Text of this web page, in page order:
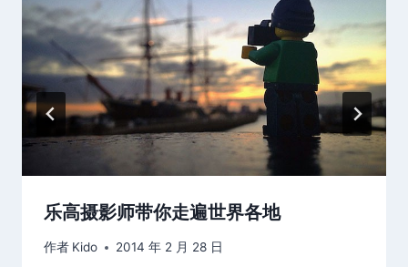
乐高摄影师带你走遍世界各地
作者 Kido 2014 年 2 月 28 日